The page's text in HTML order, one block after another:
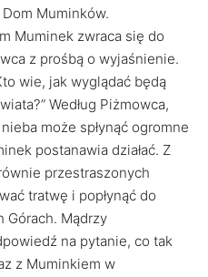
Muminków.
Muminek zwraca się do
z prośbą o wyjaśnienie.
wie, jak wyglądać będą
Według Piżmowca,
może spłynąć ogromne
postanawia działać. Z
przestraszonych
tratwę i popłynąć do
Górach. Mądrzy
na pytanie, co tak
z Muminkiem w